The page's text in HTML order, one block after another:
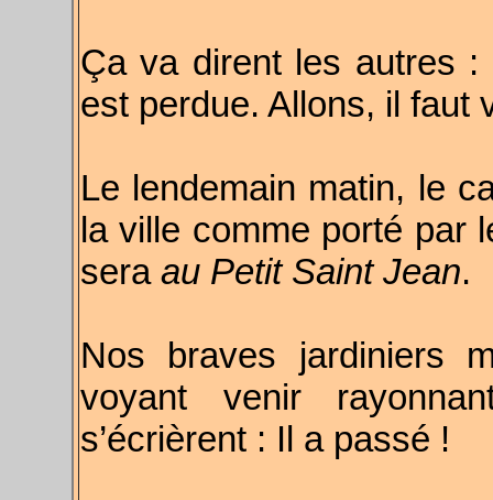
Ça va dirent les autres
est perdue. Allons, il faut
Le lendemain matin, le
la ville comme porté par
sera au Petit Saint Jean.
Nos braves jardiniers
voyant venir
s’écrièrent : Il a passé !